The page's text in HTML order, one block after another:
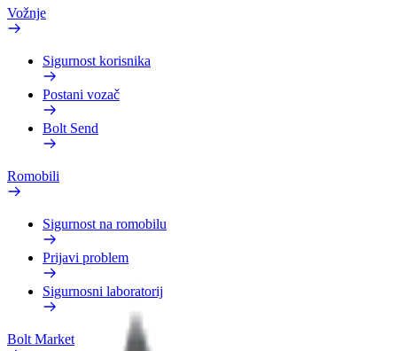
Vožnje
Sigurnost korisnika
Postani vozač
Bolt Send
Romobili
Sigurnost na romobilu
Prijavi problem
Sigurnosni laboratorij
Bolt Market